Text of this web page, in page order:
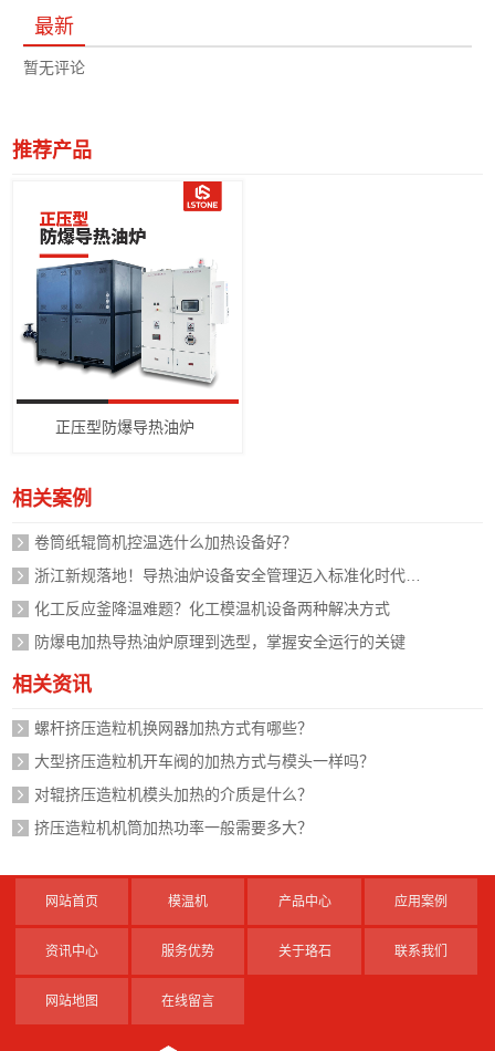
最新
暂无评论
推荐产品
正压型防爆导热油炉
相关案例
卷筒纸辊筒机控温选什么加热设备好？
化工反应釜降温难题？化工模温机设备两种解决方式
防爆电加热导热油炉原理到选型，掌握安全运行的关键
相关资讯
螺杆挤压造粒机换网器加热方式有哪些？
大型挤压造粒机开车阀的加热方式与模头一样吗？
对辊挤压造粒机模头加热的介质是什么？
挤压造粒机机筒加热功率一般需要多大？
网站首页 模温机 产品中心 应用案例
资讯中心 服务优势 关于珞石 联系我们
网站地图 在线留言